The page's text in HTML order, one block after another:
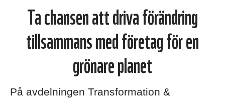
Ta chansen att driva förändring
tillsammans med företag för en
grönare planet
På avdelningen Transformation &